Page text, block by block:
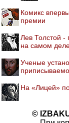
Комикс
премии
Лев Толстой -
на самом
Ученые
На «Лицей»
©